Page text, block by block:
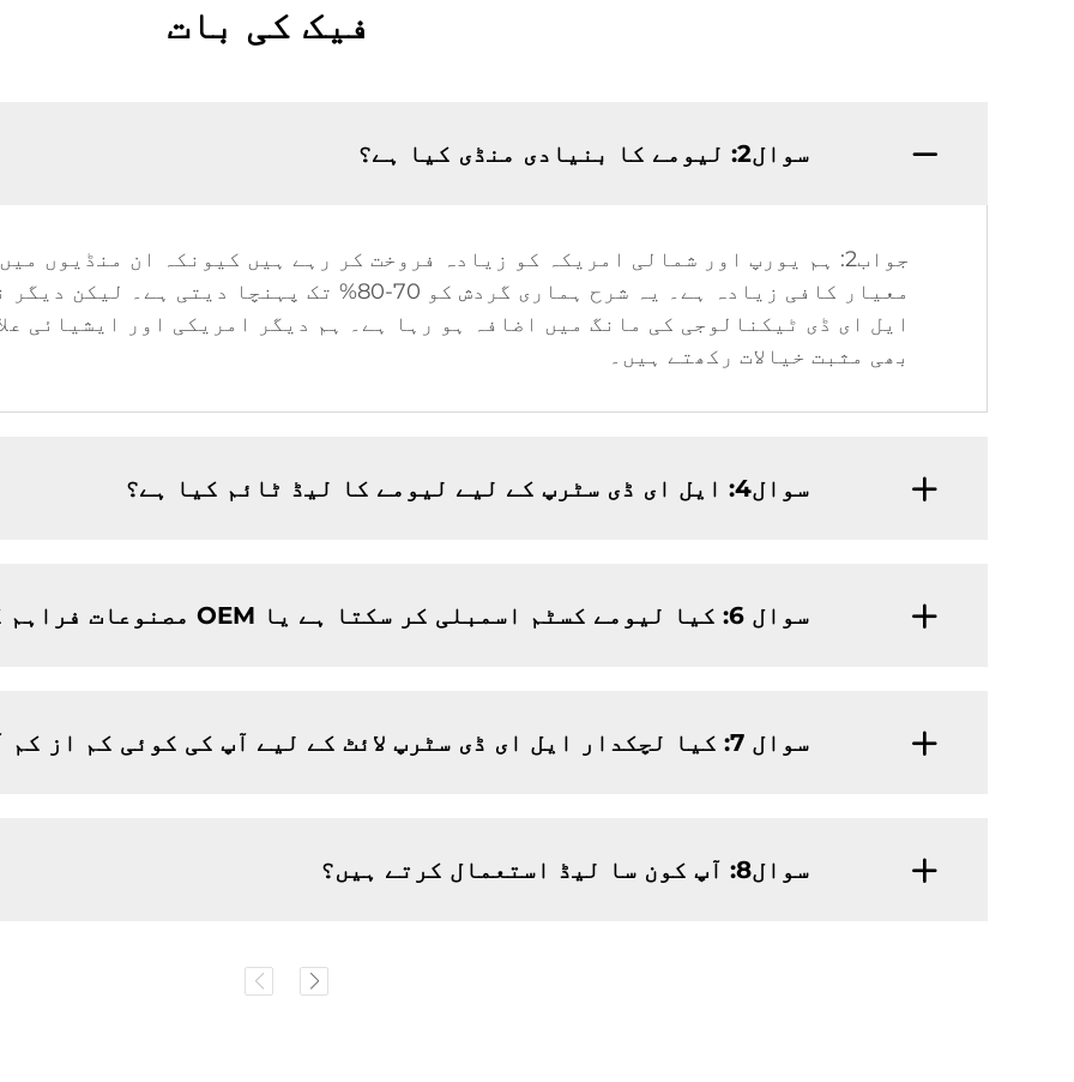
فیک کی بات
سوال2: لیومے کا بنیادی منڈی کیا ہے؟
جواب2: ہم یورپ اور شمالی امریکہ کو زیادہ فروخت کر رہے ہیں کیونکہ ان منڈیوں
معیار کافی زیادہ ہے۔ یہ شرح ہماری گردش کو 70-80% تک
ایل ای ڈی ٹیکنالوجی کی مانگ میں اضافہ ہو رہا ہے۔ ہم دیگر امریکی اور ایشیائی
بھی مثبت خیالات رکھتے ہیں۔
سوال4: ایل ای ڈی سٹرپ کے لیے لیومے کا لیڈ ٹائم کیا ہے؟
سوال 6: کیا لیومے کسٹم اسمبلی کر سکتا ہے یا OEM مصنوعات فراہم کر سکتا ہے؟
سوال 7: کیا لچکدار ایل ای ڈی سٹرپ لائٹ کے لیے آپ کی کوئی کم از کم آرڈر کی حد (ایم او کیو) ہے؟
سوال8: آپ کون سا لیڈ استعمال کرتے ہیں؟